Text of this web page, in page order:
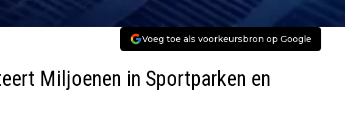
Voeg toe als voorkeursbron op Google
Miljoenen in Sportparken en